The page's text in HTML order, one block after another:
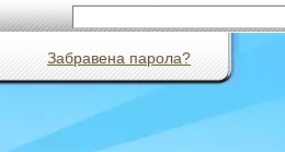
Забравена парола?